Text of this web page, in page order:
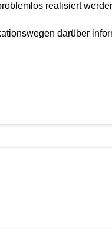
realisiert
darüber